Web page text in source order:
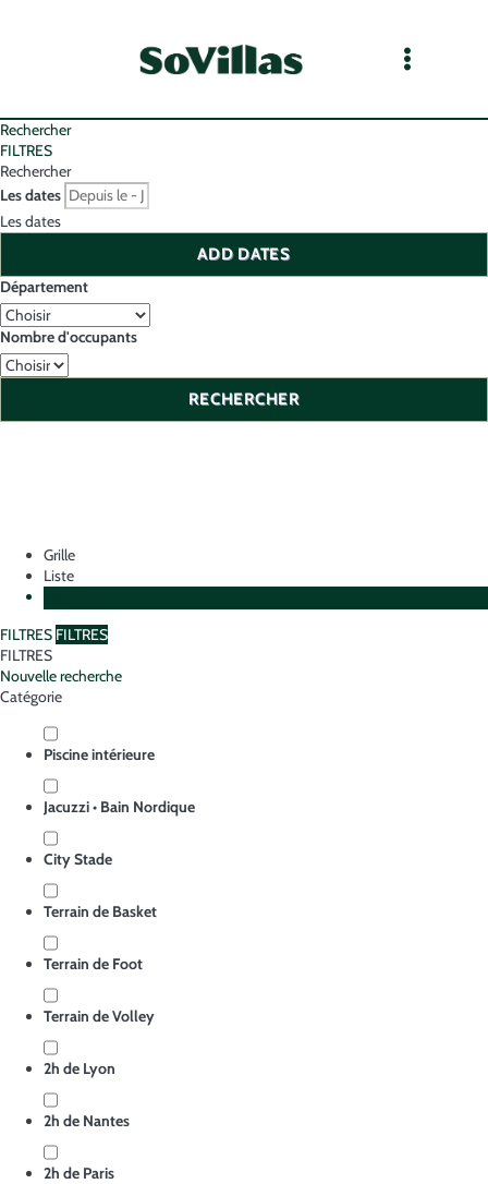
Rechercher
FILTRES
Rechercher
Les dates
Les dates
ADD DATES
Département
Nombre d'occupants
RECHERCHER
Grille
Liste
FILTRES FILTRES
FILTRES
Nouvelle recherche
Catégorie
Piscine intérieure
Jacuzzi • Bain Nordique
City Stade
Terrain de Basket
Terrain de Foot
Terrain de Volley
2h de Lyon
2h de Nantes
2h de Paris